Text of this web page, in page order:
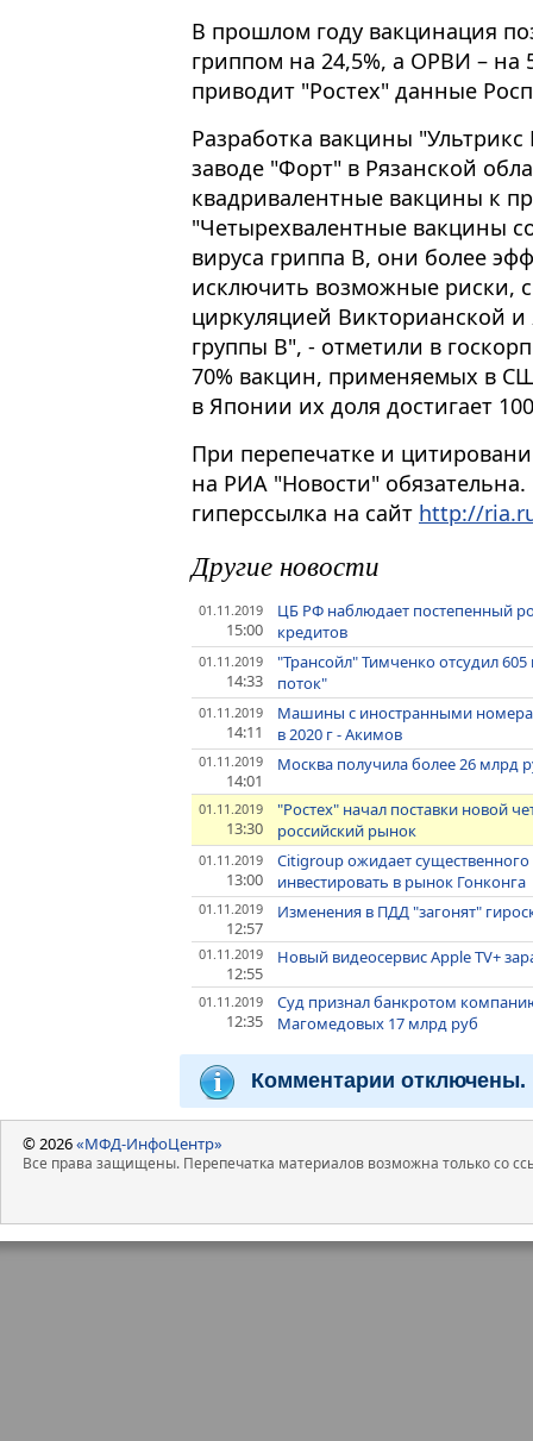
В прошлом году вакцинация
гриппом на 24,5%, а ОРВИ – на
приводит "Ростех" данные
Разработка вакцины
заводе "Форт" в Рязанской
квадривалентные вакцины к
"Четырехвалентные вакцины
вируса гриппа B, они более
исключить возможные риски,
циркуляцией Викторианской
группы В", - отметили в
70% вакцин, применяемых в
в Японии их доля достигает
При перепечатке и
на РИА "Новости"
гиперссылка на сайт http://
Другие новости
01.11.2019
15:00
ЦБ РФ наблюдает постепенный
кредитов
01.11.2019
14:33
"Трансойл" Тимченко отсудил
поток"
01.11.2019
14:11
Машины с иностранными
в 2020 г - Акимов
01.11.2019
14:01
Москва получила более 26 млрд
01.11.2019
13:30
"Ростех" начал поставки новой
российский рынок
01.11.2019
13:00
Citigroup ожидает
инвестировать в рынок Гонконга
01.11.2019
12:57
Изменения в ПДД "загонят"
01.11.2019
12:55
Новый видеосервис Apple TV+
01.11.2019
12:35
Суд признал банкротом
Магомедовых 17 млрд руб
Комментарии отключены.
© 2026«МФД-ИнфоЦентр»
Все права защищены. Перепечатка материалов возможна только со